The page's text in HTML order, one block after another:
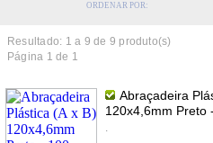
ORDENAR POR:
Resultado: 1 a 9 de 9 produto(s)
Página 1 de 1
Abraçadeira
120x4,6mm Preto
.